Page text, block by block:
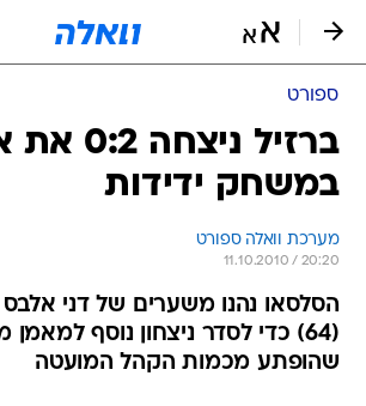
ספורט
ברזיל
במשחק ידידות
מערכת וואלה ספורט
11.10.2010 / 20:20
(64) כדי לסדר ניצחון נוסף למאמן
שהופתע מכמות הקהל המועטה